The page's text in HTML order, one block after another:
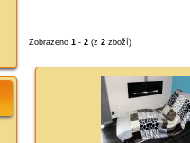
Zobrazeno 1 - 2(z 2zboží)